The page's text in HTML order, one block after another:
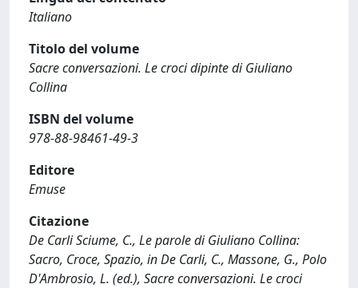
Italiano
Titolo del volume
Sacre conversazioni. Le croci dipinte di Giuliano
Collina
ISBN del volume
978-88-98461-49-3
Editore
Emuse
Citazione
De Carli Sciume, C., Le parole di Giuliano Collina:
Sacro, Croce, Spazio, in De Carli, C., Massone, G., Polo
D'Ambrosio, L. (ed.), Sacre conversazioni. Le croci